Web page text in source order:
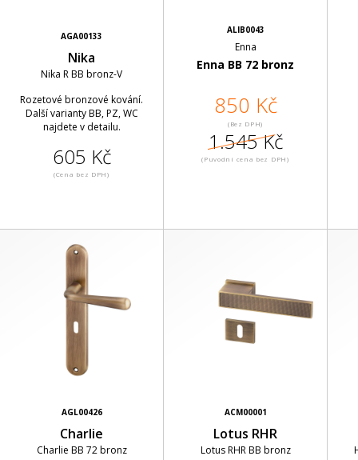
AGA00133
Nika
Nika R BB bronz-V
Rozetové bronzové kování.
Další varianty BB, PZ, WC
najdete v detailu.
605 Kč
(Cena bez DPH)
ALIB0043
Enna
Enna BB 72 bronz
850 Kč
(Bez DPH)
1.545 Kč
(Puvodní cena bez DPH)
AGL00426
Charlie
Charlie BB 72 bronz
ACM00001
Lotus RHR
Lotus RHR BB bronz